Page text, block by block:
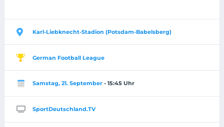
Karl-Liebknecht-Stadion (Potsdam-Babelsberg)
German Football League
Samstag, 21. September - 15:45 Uhr
SportDeutschland.TV